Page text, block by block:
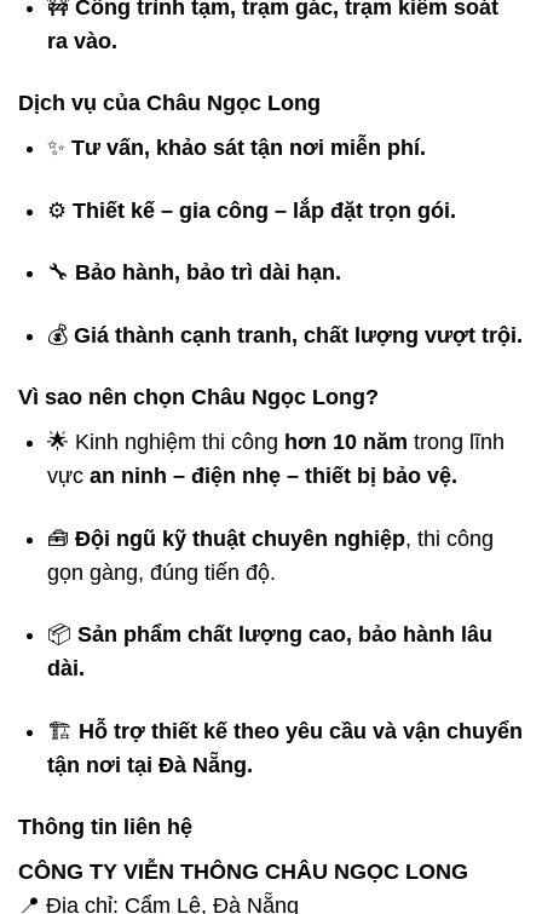
🚧 Công trình tạm, trạm gác, trạm kiểm soát
ra vào.
Dịch vụ của Châu Ngọc Long
✨ Tư vấn, khảo sát tận nơi miễn phí.
⚙️ Thiết kế – gia công – lắp đặt trọn gói.
🔧 Bảo hành, bảo trì dài hạn.
💰 Giá thành cạnh tranh, chất lượng vượt trội.
Vì sao nên chọn Châu Ngọc Long?
🌟 Kinh nghiệm thi công hơn 10 năm trong lĩnh
vực an ninh – điện nhẹ – thiết bị bảo vệ.
🧰 Đội ngũ kỹ thuật chuyên nghiệp, thi công
gọn gàng, đúng tiến độ.
📦 Sản phẩm chất lượng cao, bảo hành lâu
dài.
🏗️ Hỗ trợ thiết kế theo yêu cầu và vận chuyển
tận nơi tại Đà Nẵng.
Thông tin liên hệ
CÔNG TY VIỄN THÔNG CHÂU NGỌC LONG
📍 Địa chỉ: Cẩm Lệ, Đà Nẵng